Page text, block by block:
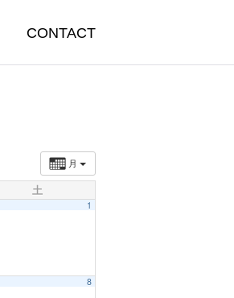
CONTACT
月
土
1
8